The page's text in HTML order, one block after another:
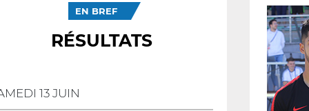
EN BREF
RÉSULTATS
13 JUIN